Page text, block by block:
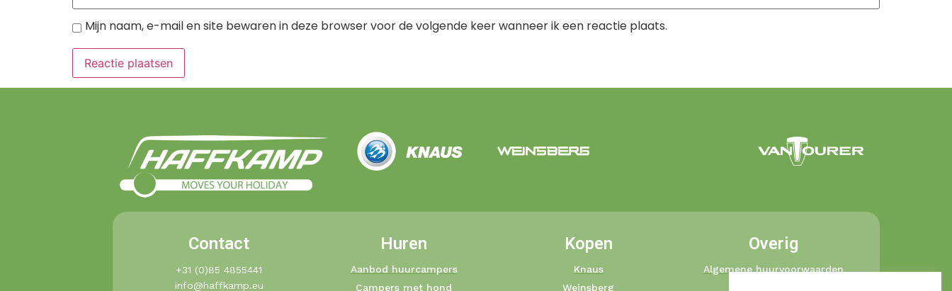
Mijn naam, e-mail en site bewaren in deze browser voor de volgende keer wanneer ik een reactie plaats.
Contact
+31 (0)85 4855441​
info@haffkamp.eu​
Huren
Aanbod huurcampers
Campers met hond
Kopen
Knaus
Weinsberg
Overig
Algemene huurvoorwaarden